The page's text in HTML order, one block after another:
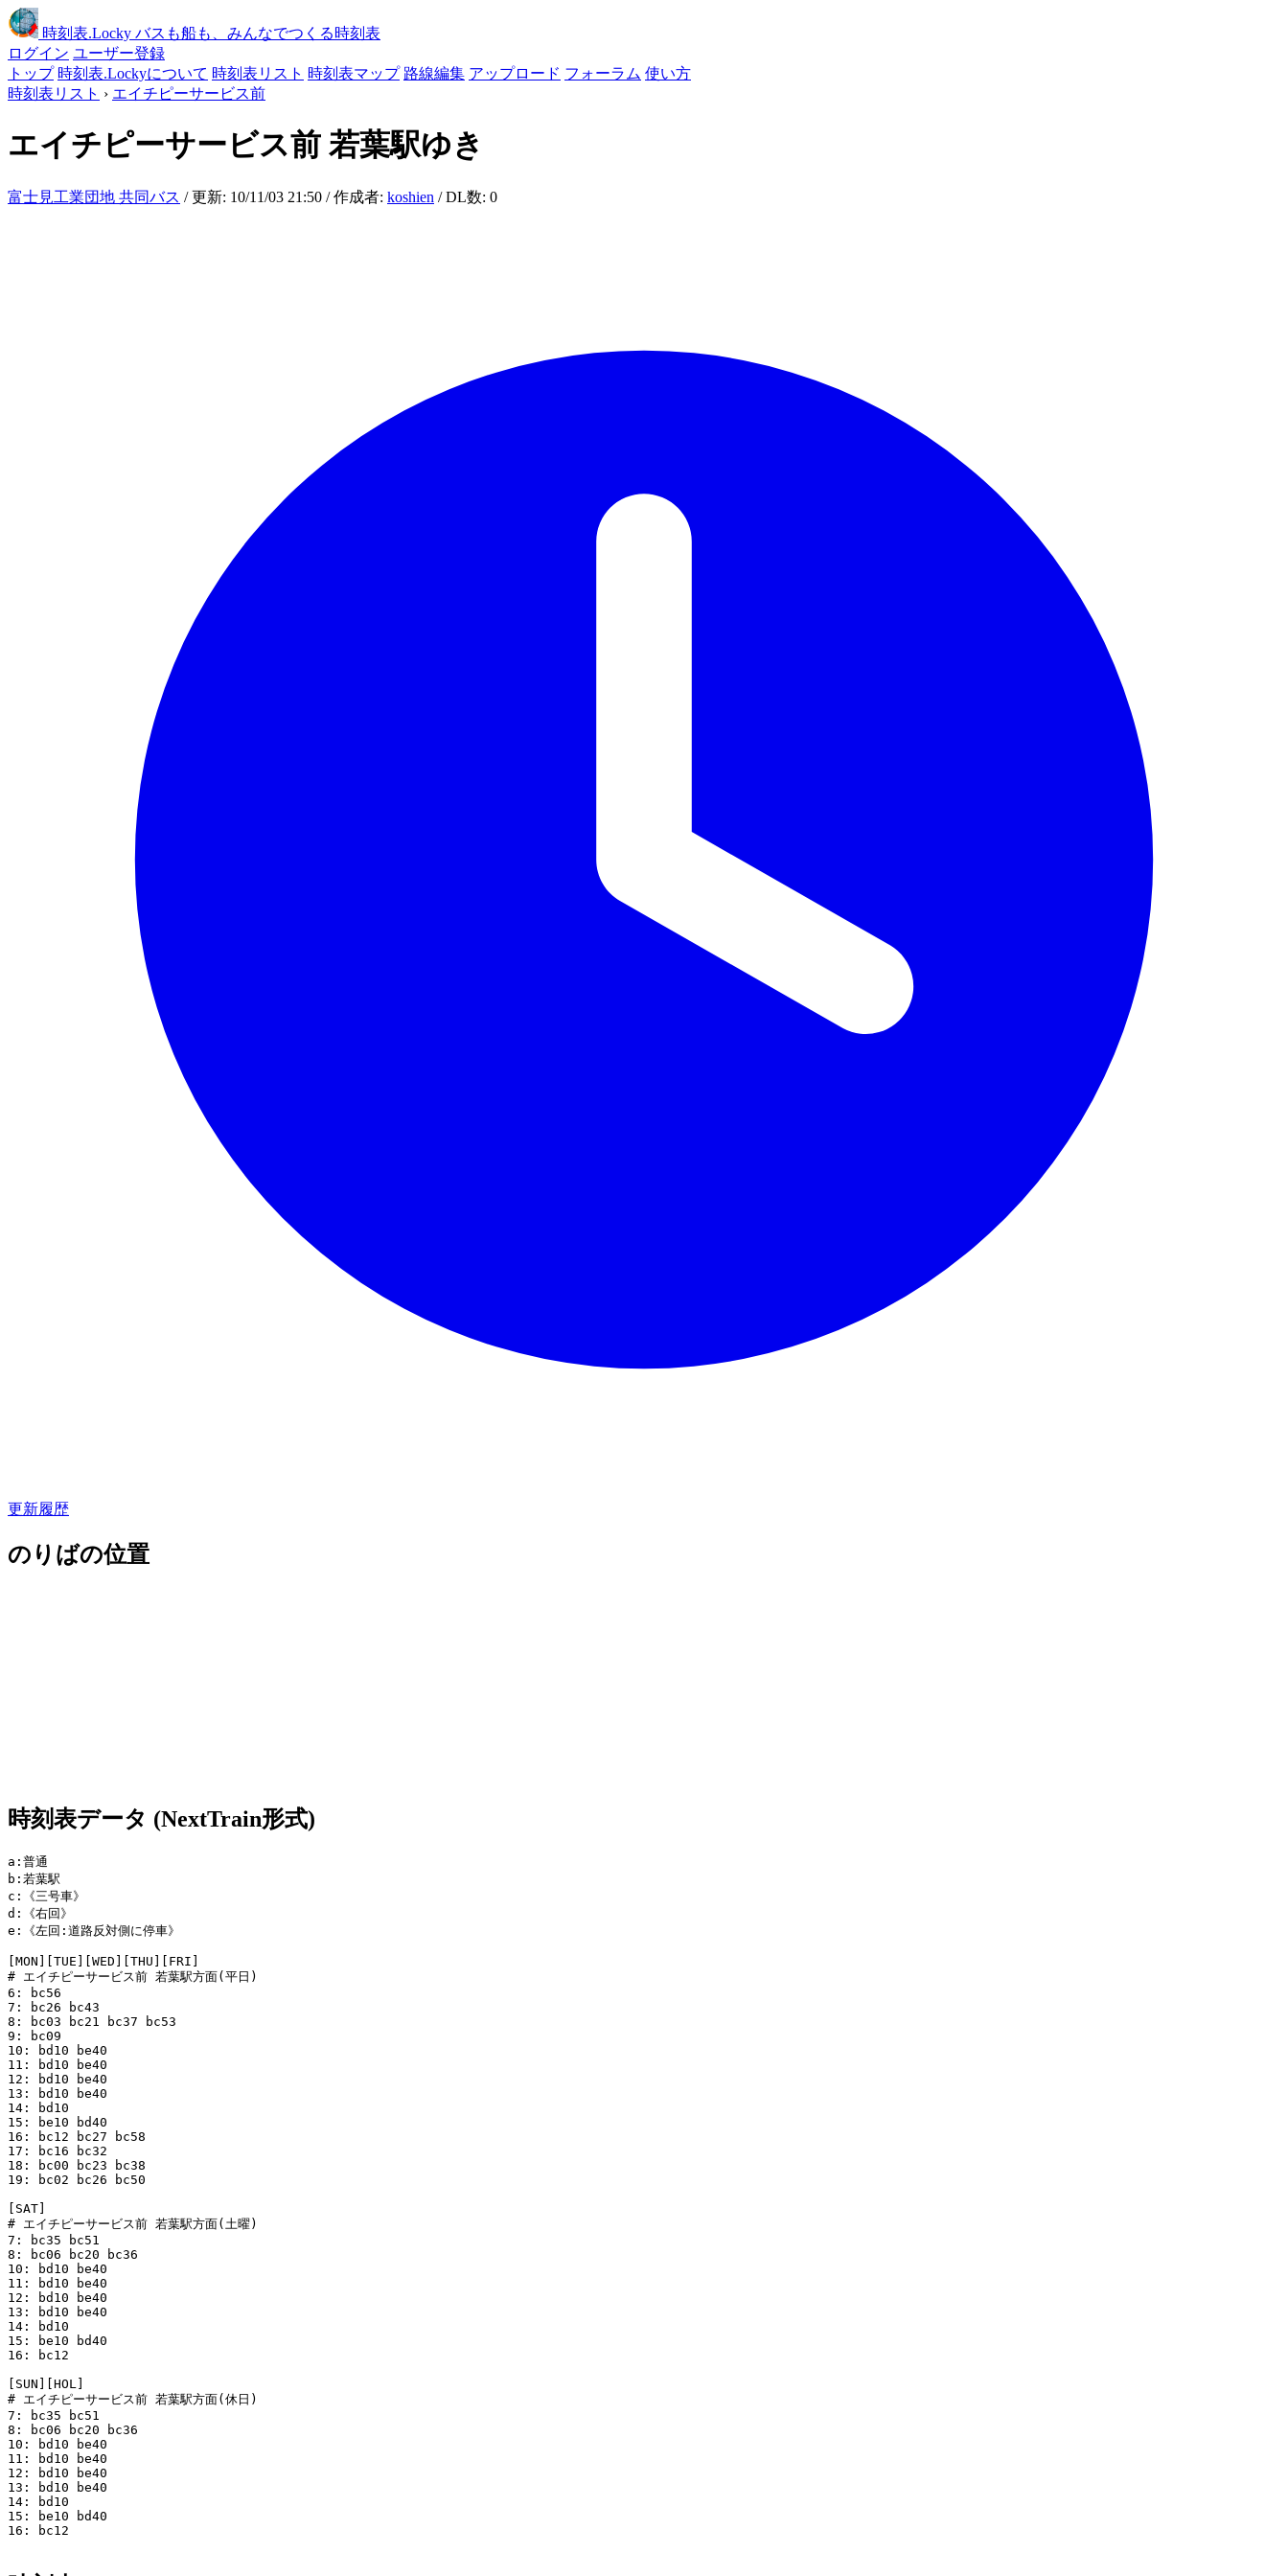
時刻表.Locky バスも船も、みんなでつくる時刻表
ログイン ユーザー登録
トップ 時刻表.Lockyについて 時刻表リスト 時刻表マップ 路線編集 アップロード フォーラム 使い方
時刻表リスト › エイチピーサービス前
エイチピーサービス前 若葉駅ゆき
富士見工業団地 共同バス / 更新: 10/11/03 21:50 / 作成者: koshien / DL数: 0
更新履歴
のりばの位置
時刻表データ (NextTrain形式)
a:普通
b:若葉駅
c:《三号車》
d:《右回》
e:《左回:道路反対側に停車》
[MON][TUE][WED][THU][FRI]
# エイチピーサービス前 若葉駅方面(平日)
6: bc56
7: bc26 bc43
8: bc03 bc21 bc37 bc53
9: bc09
10: bd10 be40
11: bd10 be40
12: bd10 be40
13: bd10 be40
14: bd10
15: be10 bd40
16: bc12 bc27 bc58
17: bc16 bc32
18: bc00 bc23 bc38
19: bc02 bc26 bc50
[SAT]
# エイチピーサービス前 若葉駅方面(土曜)
7: bc35 bc51
8: bc06 bc20 bc36
10: bd10 be40
11: bd10 be40
12: bd10 be40
13: bd10 be40
14: bd10
15: be10 bd40
16: bc12
[SUN][HOL]
# エイチピーサービス前 若葉駅方面(休日)
7: bc35 bc51
8: bc06 bc20 bc36
10: bd10 be40
11: bd10 be40
12: bd10 be40
13: bd10 be40
14: bd10
15: be10 bd40
16: bc12